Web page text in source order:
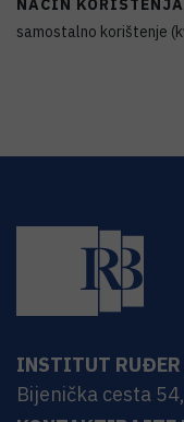
NAČIN
samostalno korištenje
INSTITUT RUĐER
Bijenička cesta